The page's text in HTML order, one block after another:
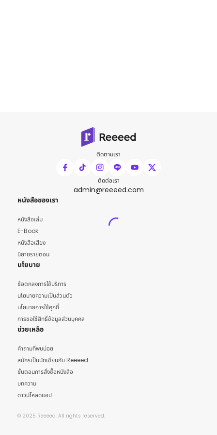
ติดตามเรา
ติดต่อเรา
admin@reeeed.com
หนังสือของเรา
หนังสือเล่ม
E-Book
หนังสือเสียง
นิยายรายตอน
นโยบาย
ข้อตกลงการใช้บริการ
นโยบายความเป็นส่วนตัว
นโยบายการใช้คุกกี้
การขอใช้สิทธิ์ข้อมูลส่วนบุคคล
ช่วยเหลือ
คำถามที่พบบ่อย
สมัครเป็นนักเขียนกับ Reeeed
ขั้นตอนการสั่งซื้อหนังสือ
บทความ
ดาวน์โหลดแอป
© 2025 Reeeed. All rights reserved.